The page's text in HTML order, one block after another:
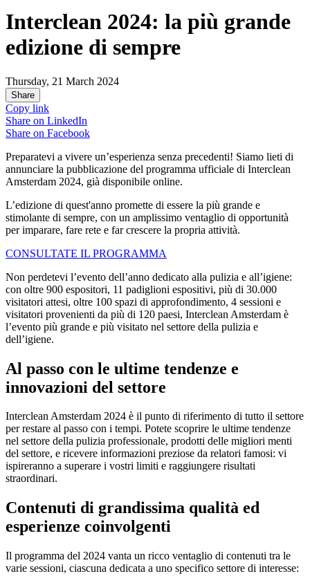
Interclean 2024: la più grande
edizione di sempre
Thursday, 21 March 2024
Share
Copy link
Share on LinkedIn
Share on Facebook
Preparatevi a vivere un’esperienza senza precedenti! Siamo lieti di
annunciare la pubblicazione del programma ufficiale di Interclean
Amsterdam 2024, già disponibile online.
L’edizione di quest'anno promette di essere la più grande e
stimolante di sempre, con un amplissimo ventaglio di opportunità
per imparare, fare rete e far crescere la propria attività.
CONSULTATE IL PROGRAMMA
Non perdetevi l’evento dell’anno dedicato alla pulizia e all’igiene:
con oltre 900 espositori, 11 padiglioni espositivi, più di 30.000
visitatori attesi, oltre 100 spazi di approfondimento, 4 sessioni e
visitatori provenienti da più di 120 paesi, Interclean Amsterdam è
l’evento più grande e più visitato nel settore della pulizia e
dell’igiene.
Al passo con le ultime tendenze e
innovazioni del settore
Interclean Amsterdam 2024 è il punto di riferimento di tutto il settore
per restare al passo con i tempi. Potete scoprire le ultime tendenze
nel settore della pulizia professionale, prodotti delle migliori menti
del settore, e ricevere informazioni preziose da relatori famosi: vi
ispireranno a superare i vostri limiti e raggiungere risultati
straordinari.
Contenuti di grandissima qualità ed
esperienze coinvolgenti
Il programma del 2024 vanta un ricco ventaglio di contenuti tra le
varie sessioni, ciascuna dedicata a uno specifico settore di interesse: